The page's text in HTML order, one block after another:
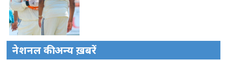
नेशनल की अन्य ख़बरें